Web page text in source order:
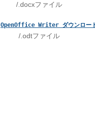
/.docxファイル
OpenOffice Writer ダウンロー
/.odtファイル